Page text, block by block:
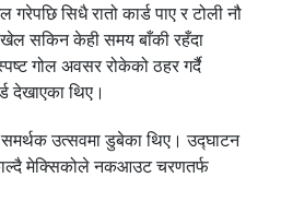
सिधै रातो कार्ड पाए र टोली नौ
सकिन केही समय बाँकी रहँदा
गोल अवसर रोकेको ठहर गर्दै
देखाएका थिए।
उत्सवमा डुबेका थिए। उद्घाटन
मेक्सिकोले नकआउट चरणतर्फ